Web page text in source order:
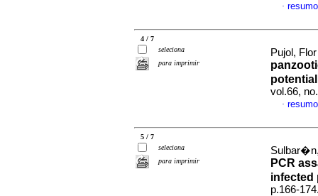
·
4 / 7
seleciona
para imprimir
Pujol,
vol.66,
·
5 / 7
seleciona
para imprimir
PCR
infected
p.166-